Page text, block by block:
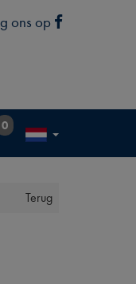
ons op Facebook
0
Terug